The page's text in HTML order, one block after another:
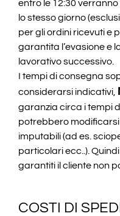
entro le 12:30
lo stesso giorno
per gli ordini ricevuti e
garantita l’evasione e
lavorativo successivo.
I tempi di consegna
considerarsi indicativi,
garanzia circa i tempi
potrebbero
imputabili (ad es.
particolari ecc..).
garantiti il cliente non
COSTI DI